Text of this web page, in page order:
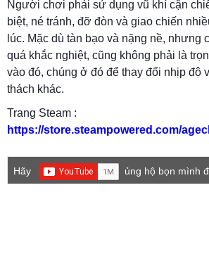
Người chơi phải sử dụng vũ khí cận
biệt, né tránh, đỡ đòn và giao chiến
lúc. Mặc dù tàn bạo và nặng nề, nhưng
quá khắc nghiệt, cũng không phải là
vào đó, chúng ở đó để thay đổi nhịp độ
thách khác.
Trang Steam :
https://store.steampowered.com/
Hãy
ủng hộ bọn mình